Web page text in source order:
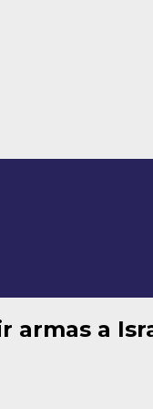
armas a